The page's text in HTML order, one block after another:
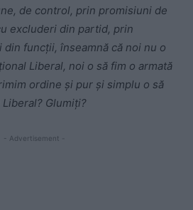
de control, prin promisiuni de
excluderi din partid, prin
funcţii, înseamnă că noi nu o
Liberal, noi o să fim o armată
ordine şi pur şi simplu o să
Glumiţi?
- Advertisement -